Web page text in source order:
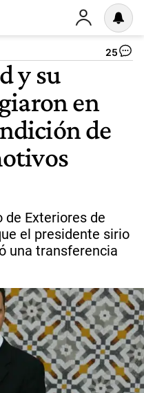
25
y su
en
de
de Exteriores de
el presidente sirio
una transferencia